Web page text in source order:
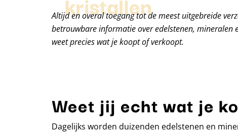
Altijd en overal toegang tot de meest uitgebreide
betrouwbare informatie over edelstenen, mineralen
weet precies wat je koopt of verkoopt.
Weet jij echt wat je
Dagelijks worden duizenden edelstenen en